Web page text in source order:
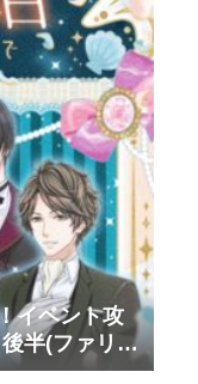
イベント攻
半(ファリ